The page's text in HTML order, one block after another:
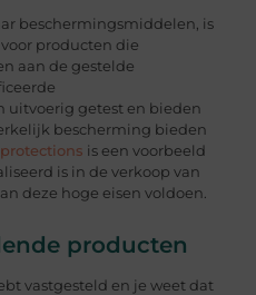
beschermingsmiddelen, is
producten die
aan de gestelde
uitvoerig getest en bieden
bescherming bieden
is een voorbeeld
is in de verkoop van
deze hoge eisen voldoen.
producten
vastgesteld en je weet dat